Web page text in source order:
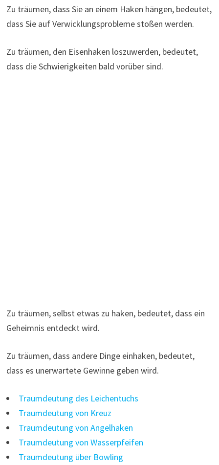
Zu träumen, dass Sie an einem Haken hängen, bedeutet,
dass Sie auf Verwicklungsprobleme stoßen werden.
Zu träumen, den Eisenhaken loszuwerden, bedeutet,
dass die Schwierigkeiten bald vorüber sind.
Zu träumen, selbst etwas zu haken, bedeutet, dass ein
Geheimnis entdeckt wird.
Zu träumen, dass andere Dinge einhaken, bedeutet,
dass es unerwartete Gewinne geben wird.
Traumdeutung des Leichentuchs
Traumdeutung von Kreuz
Traumdeutung von Angelhaken
Traumdeutung von Wasserpfeifen
Traumdeutung über Bowling